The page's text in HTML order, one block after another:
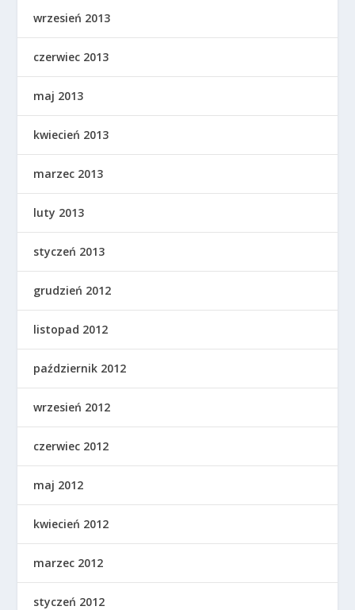
wrzesień 2013
czerwiec 2013
maj 2013
kwiecień 2013
marzec 2013
luty 2013
styczeń 2013
grudzień 2012
listopad 2012
październik 2012
wrzesień 2012
czerwiec 2012
maj 2012
kwiecień 2012
marzec 2012
styczeń 2012